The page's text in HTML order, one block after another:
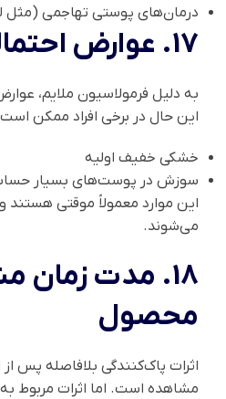
درمان‌های پوستی تهاجمی (مثل
17. عوارض احتمالی
به دلیل فرمولاسیون ملایم،
این حال در برخی افراد ممکن
خشکی خفیف اولیه
سوزش در پوست‌های بسیار
این موارد معمولاً موقتی
می‌شوند.
18. مدت زمان
محصول
اثرات پاک‌کنندگی بلافاصله پس از
مشاهده است. اما اثرات مربوط